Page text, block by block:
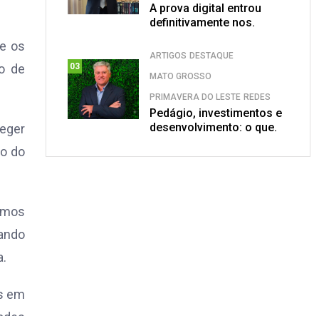
os
de
do
em
A prova digital entrou
definitivamente nos.
03
ARTIGOS DESTAQUE
MATO GROSSO
PRIMAVERA DO LESTE REDES
Pedágio, investimentos e
desenvolvimento: o que.